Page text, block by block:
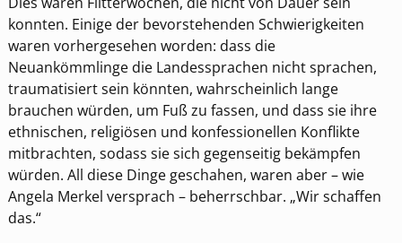
konnten. Einige der bevorstehenden Schwierigkeiten
waren vorhergesehen worden: dass die
Neuankömmlinge die Landessprachen nicht sprachen,
traumatisiert sein könnten, wahrscheinlich lange
brauchen würden, um Fuß zu fassen, und dass sie ihre
ethnischen, religiösen und konfessionellen Konflikte
mitbrachten, sodass sie sich gegenseitig bekämpfen
würden. All diese Dinge geschahen, waren aber – wie
Angela Merkel versprach – beherrschbar. „Wir schaffen
das.“